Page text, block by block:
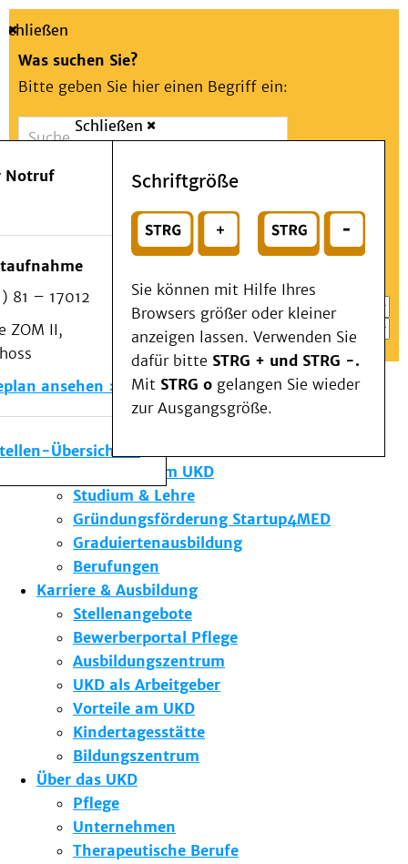
Suche
Schließen
Was suchen Sie?
Bitte geben Sie hier einen Begriff ein:
Suchen
oder
Wählen Sie ein Thema für Ihren Schnelleinstieg
Notfall
Schließen
Notruf
81 – 17012
ZOM II,
ansehen
Übersicht
Schriftgröße
Sie können mit Hilfe Ihres
Browsers größer oder kleiner
anzeigen lassen. Verwenden Sie
dafür bitte STRG + und STRG -.
Mit STRG o gelangen Sie wieder
zur Ausgangsgröße.
Menü
Patienten & Besucher
Kliniken/Institute/Zentren
Als Patient am UKD
Beratung und Unterstützung
Veranstaltungen
Kommunikation im Medizinwesen (KIM)
Notfall
Forschung & Lehre
Die Institute des UKD
Forschung am UKD
Studium & Lehre
Gründungsförderung Startup4MED
Graduiertenausbildung
Berufungen
Karriere & Ausbildung
Stellenangebote
Bewerberportal Pflege
Ausbildungszentrum
UKD als Arbeitgeber
Vorteile am UKD
Kindertagesstätte
Bildungszentrum
Über das UKD
Pflege
Unternehmen
Therapeutische Berufe